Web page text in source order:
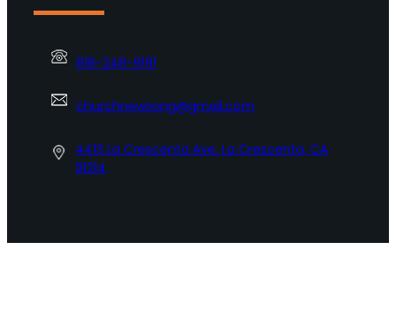
818-248-9191
churchnewsong@gmail.com
4413 La Crescenta Ave. La Crescenta, CA
91214